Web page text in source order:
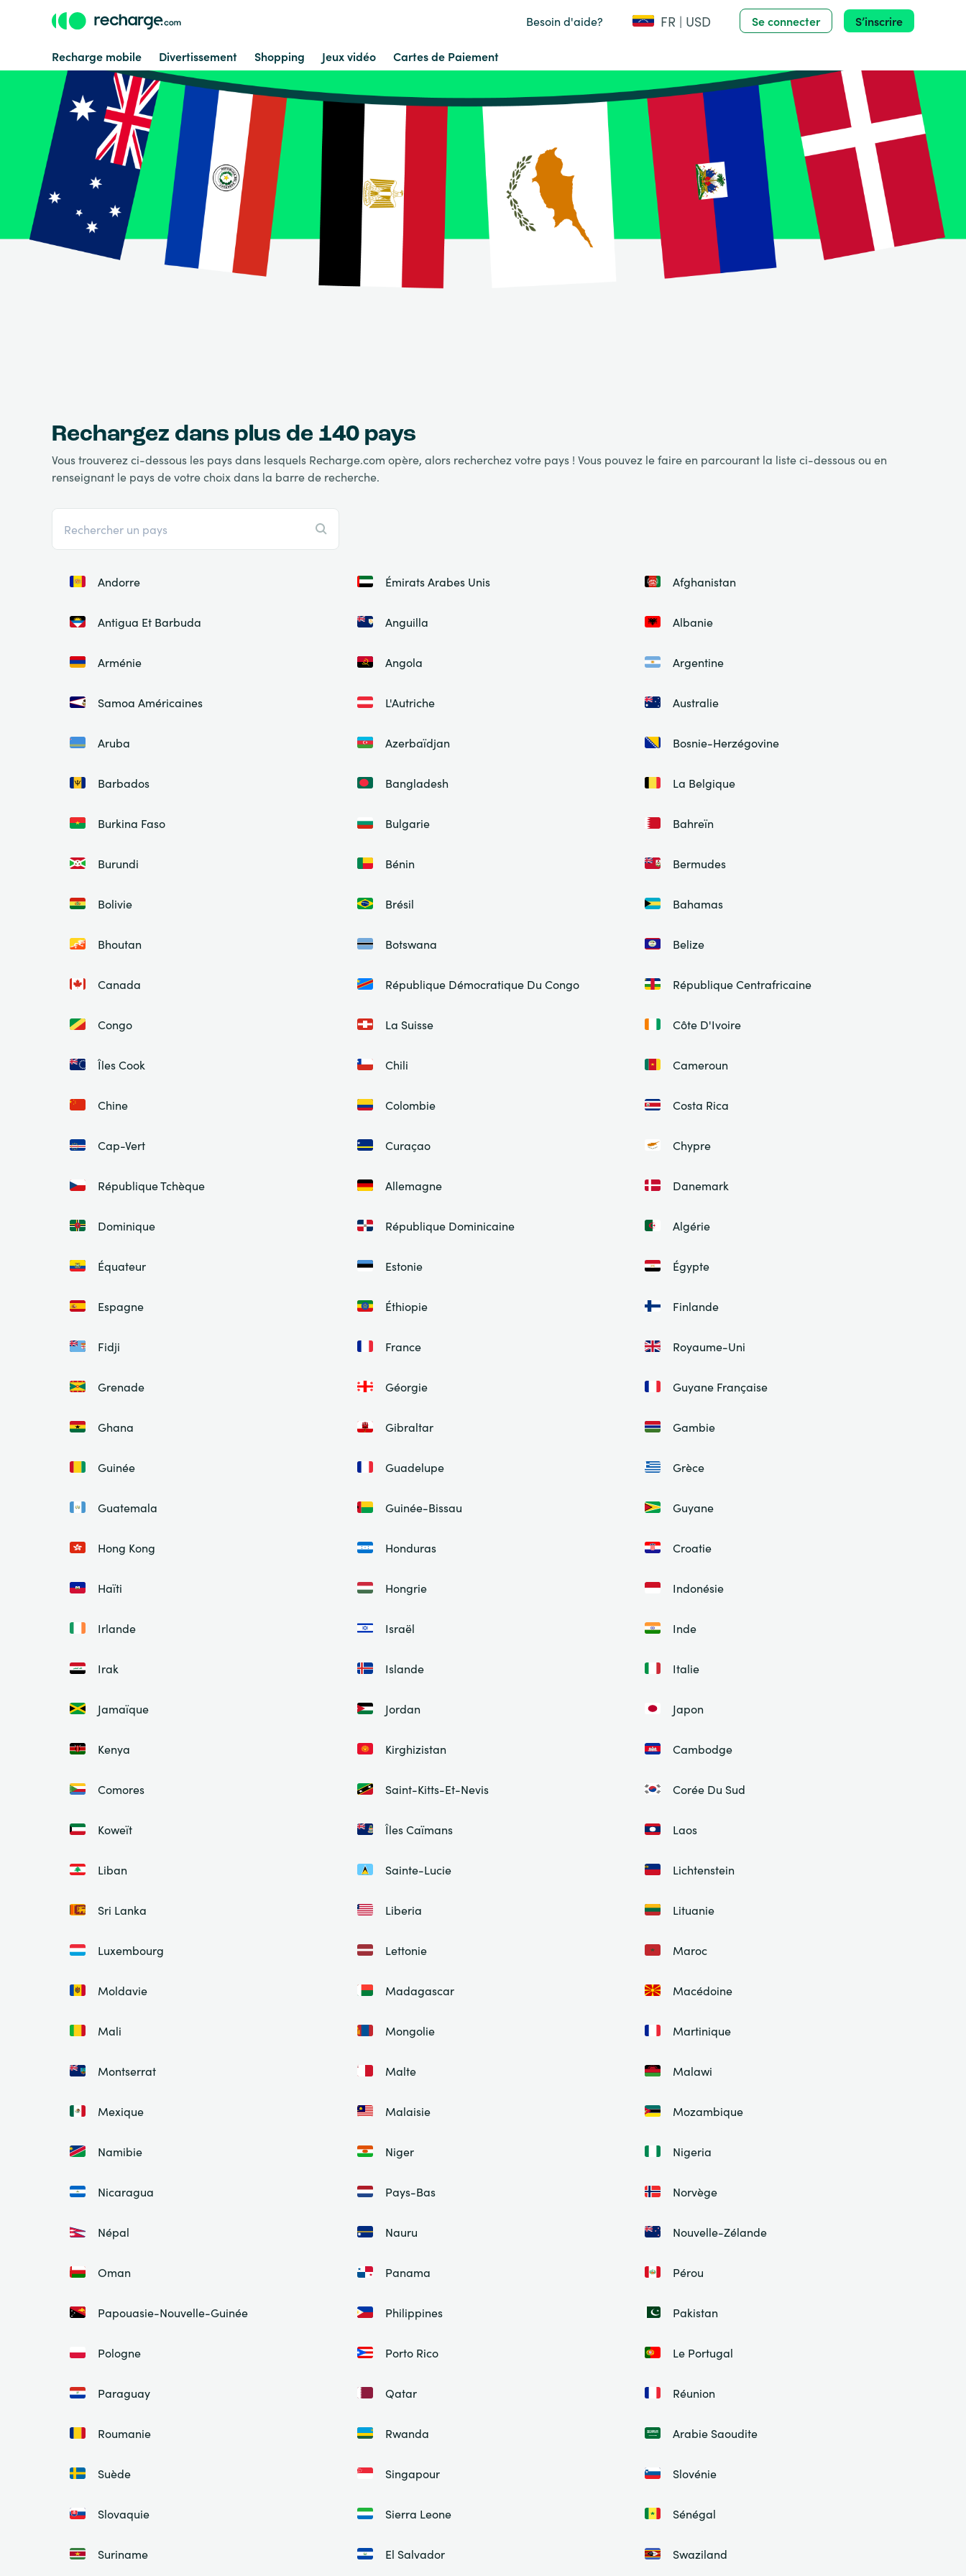
Besoin d'aide? FR | USD Se connecter S’inscrire
Recharge mobile Divertissement Shopping Jeux vidéo Cartes de Paiement
Rechargez dans plus de 140 pays
Vous trouverez ci-dessous les pays dans lesquels Recharge.com opère, alors recherchez votre pays ! Vous pouvez le faire en parcourant la liste ci-dessous ou en
renseignant le pays de votre choix dans la barre de recherche.
Andorre Émirats Arabes Unis Afghanistan
Antigua Et Barbuda Anguilla Albanie
Arménie Angola Argentine
Samoa Américaines L'Autriche Australie
Aruba Azerbaïdjan Bosnie-Herzégovine
Barbados Bangladesh La Belgique
Burkina Faso Bulgarie Bahreïn
Burundi Bénin Bermudes
Bolivie Brésil Bahamas
Bhoutan Botswana Belize
Canada République Démocratique Du Congo République Centrafricaine
Congo La Suisse Côte D'Ivoire
Îles Cook Chili Cameroun
Chine Colombie Costa Rica
Cap-Vert Curaçao Chypre
République Tchèque Allemagne Danemark
Dominique République Dominicaine Algérie
Équateur Estonie Égypte
Espagne Éthiopie Finlande
Fidji France Royaume-Uni
Grenade Géorgie Guyane Française
Ghana Gibraltar Gambie
Guinée Guadelupe Grèce
Guatemala Guinée-Bissau Guyane
Hong Kong Honduras Croatie
Haïti Hongrie Indonésie
Irlande Israël Inde
Irak Islande Italie
Jamaïque Jordan Japon
Kenya Kirghizistan Cambodge
Comores Saint-Kitts-Et-Nevis Corée Du Sud
Koweït Îles Caïmans Laos
Liban Sainte-Lucie Lichtenstein
Sri Lanka Liberia Lituanie
Luxembourg Lettonie Maroc
Moldavie Madagascar Macédoine
Mali Mongolie Martinique
Montserrat Malte Malawi
Mexique Malaisie Mozambique
Namibie Niger Nigeria
Nicaragua Pays-Bas Norvège
Népal Nauru Nouvelle-Zélande
Oman Panama Pérou
Papouasie-Nouvelle-Guinée Philippines Pakistan
Pologne Porto Rico Le Portugal
Paraguay Qatar Réunion
Roumanie Rwanda Arabie Saoudite
Suède Singapour Slovénie
Slovaquie Sierra Leone Sénégal
Suriname El Salvador Swaziland